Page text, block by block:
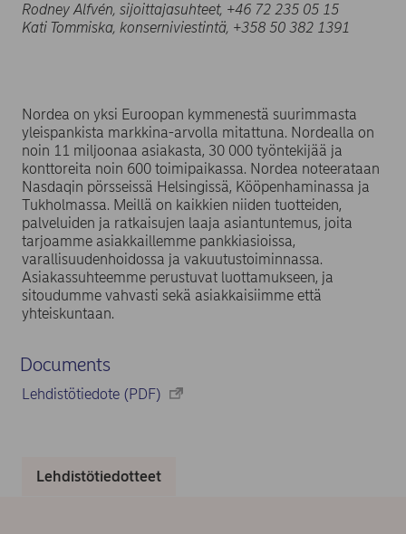
Rodney Alfvén, sijoittajasuhteet, +46 72 235 05 15
Kati Tommiska, konserniviestintä, +358 50 382 1391
Nordea on yksi Euroopan kymmenestä suurimmasta
yleispankista markkina-arvolla mitattuna. Nordealla on
noin 11 miljoonaa asiakasta, 30 000 työntekijää ja
konttoreita noin 600 toimipaikassa. Nordea noteerataan
Nasdaqin pörsseissä Helsingissä, Kööpenhaminassa ja
Tukholmassa. Meillä on kaikkien niiden tuotteiden,
palveluiden ja ratkaisujen laaja asiantuntemus, joita
tarjoamme asiakkaillemme pankkiasioissa,
varallisuudenhoidossa ja vakuutustoiminnassa.
Asiakassuhteemme perustuvat luottamukseen, ja
sitoudumme vahvasti sekä asiakkaisiimme että
yhteiskuntaan.
Documents
Lehdistötiedote (PDF)
Lehdistötiedotteet